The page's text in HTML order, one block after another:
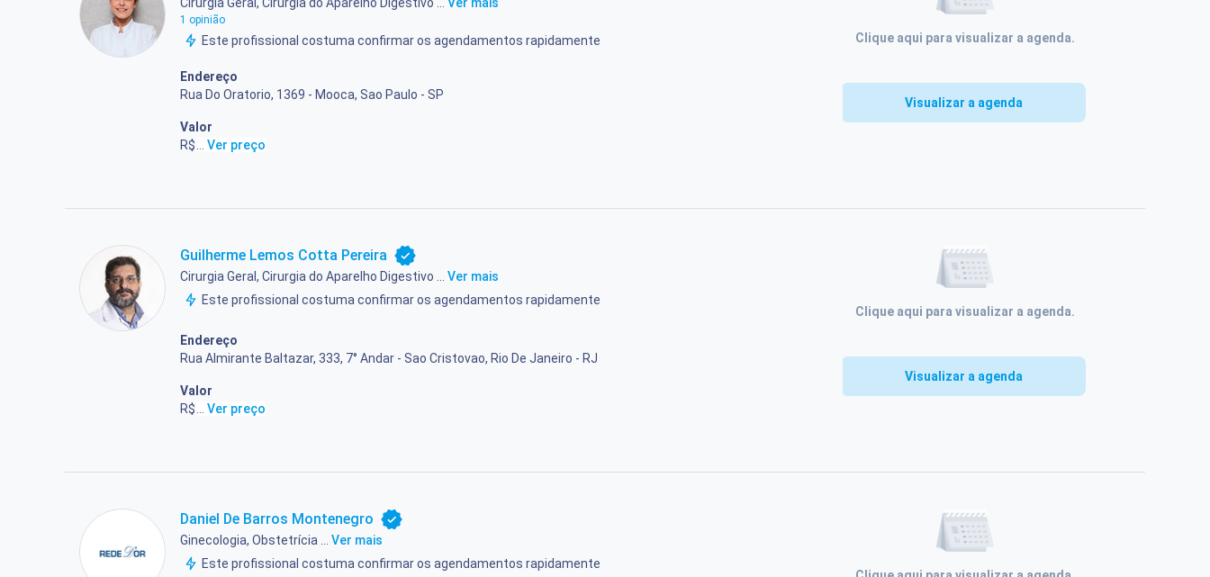
1 opinião
Este profissional costuma confirmar os agendamentos rapidamente
Endereço
Rua Do Oratorio, 1369 - Mooca, Sao Paulo - SP
Valor
R$ 200,00
Ver preço
Clique aqui para visualizar a agenda.
Visualizar a agenda
Guilherme Lemos Cotta Pereira
Cirurgia Geral, Cirurgia do Aparelho Digestivo ... Ver mais
Este profissional costuma confirmar os agendamentos rapidamente
Endereço
Rua Almirante Baltazar, 333, 7° Andar - Sao Cristovao, Rio De Janeiro - RJ
Valor
R$ 625,25
Ver preço
Clique aqui para visualizar a agenda.
Visualizar a agenda
Daniel De Barros Montenegro
Ginecologia, Obstetrícia ... Ver mais
Este profissional costuma confirmar os agendamentos rapidamente